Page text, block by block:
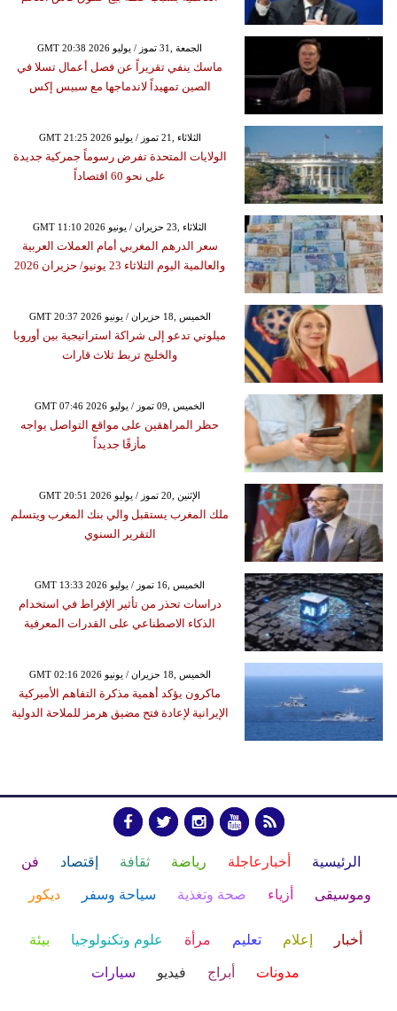
GMT 20:38 2026 الجمعة ,31 تموز / يوليو
ماسك ينفي تقريراً عن فصل أعمال تسلا في
الصين تمهيداً لاندماجها مع سبيس إكس
GMT 21:25 2026 الثلاثاء ,21 تموز / يوليو
الولايات المتحدة تفرض رسوماً جمركية جديدة
على نحو 60 اقتصاداً
GMT 11:10 2026 الثلاثاء ,23 حزيران / يونيو
سعر الدرهم المغربي أمام العملات العربية
والعالمية اليوم الثلاثاء 23 يونيو/ حزيران 2026
GMT 20:37 2026 الخميس ,18 حزيران / يونيو
ميلوني تدعو إلى شراكة استراتيجية بين أوروبا
والخليج تربط ثلاث قارات
GMT 07:46 2026 الخميس ,09 تموز / يوليو
حظر المراهقين على مواقع التواصل يواجه
مأزقًا جديداً
GMT 20:51 2026 الإثنين ,20 تموز / يوليو
ملك المغرب يستقبل والي بنك المغرب ويتسلم
التقرير السنوي
GMT 13:33 2026 الخميس ,16 تموز / يوليو
دراسات تحذر من تأثير الإفراط في استخدام
الذكاء الاصطناعي على القدرات المعرفية
GMT 02:16 2026 الخميس ,18 حزيران / يونيو
ماكرون يؤكد أهمية مذكرة التفاهم الأميركية
الإيرانية لإعادة فتح مضيق هرمز للملاحة الدولية
الرئيسية أخبارعاجلة رياضة ثقافة إقتصاد فن
وموسيقى أزياء صحة وتغذية سياحة وسفر ديكور
أخبار إعلام تعليم مرأة علوم وتكنولوجيا بيئة
مدونات أبراج فيديو سيارات